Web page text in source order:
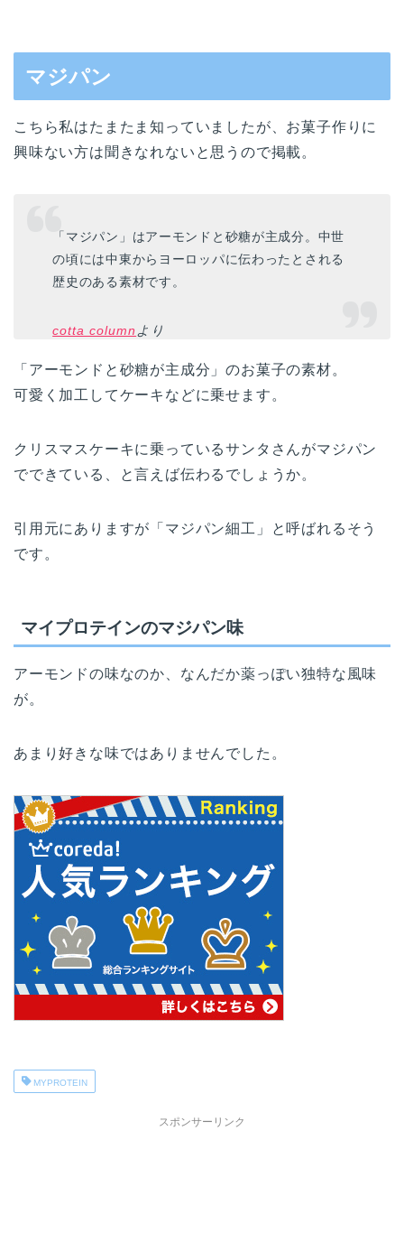
マジパン
こちら私はたまたま知っていましたが、お菓子作りに
興味ない方は聞きなれないと思うので掲載。
「マジパン」はアーモンドと砂糖が主成分。中世
の頃には中東からヨーロッパに伝わったとされる
歴史のある素材です。
cotta column より
「アーモンドと砂糖が主成分」のお菓子の素材。
可愛く加工してケーキなどに乗せます。
クリスマスケーキに乗っているサンタさんがマジパン
でできている、と言えば伝わるでしょうか。
引用元にありますが「マジパン細工」と呼ばれるそう
です。
マイプロテインのマジパン味
アーモンドの味なのか、なんだか薬っぽい独特な風味
が。
あまり好きな味ではありませんでした。
MYPROTEIN
スポンサーリンク